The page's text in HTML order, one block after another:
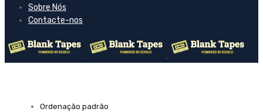
Sobre Nós
Contacte-nos
Ordenação padrão